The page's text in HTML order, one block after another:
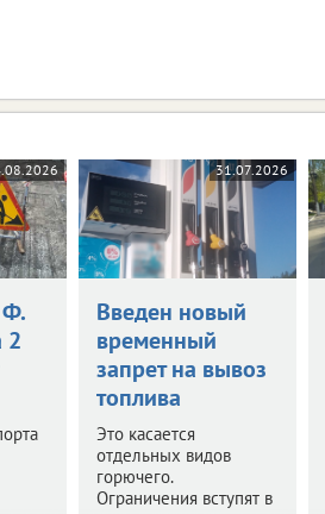
Ф.
2
31.07.2026
Введен новый
временный
запрет на вывоз
топлива
Это касается
отдельных видов
горючего.
Ограничения вступят в